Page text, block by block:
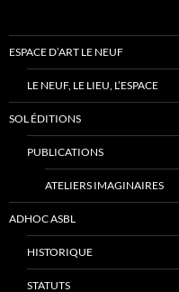
ESPACE D’ART LE NEUF
LE NEUF, LE LIEU, L’ESPACE
SOL ÉDITIONS
PUBLICATIONS
ATELIERS IMAGINAIRES
ADHOC ASBL
HISTORIQUE
STATUTS